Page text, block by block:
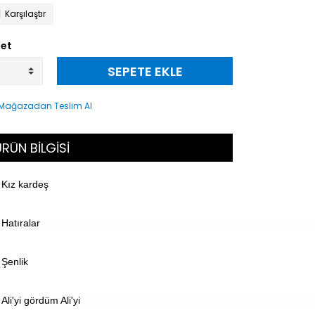
Karşılaştır
SEPETE EKLE
BİLGİSİ
Kız kardeş
Hatıralar
Şenlik
Ali'yi gördüm Ali'yi